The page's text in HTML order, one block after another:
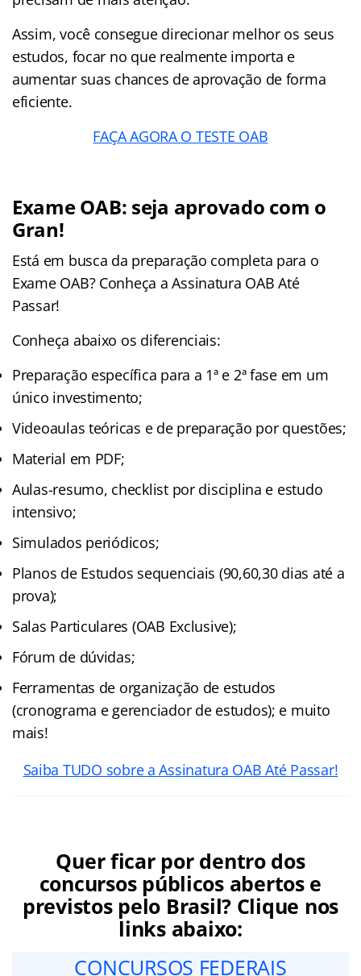
Assim, você consegue direcionar melhor os seus
estudos, focar no que realmente importa e
aumentar suas chances de aprovação de forma
eficiente.
FAÇA AGORA O TESTE OAB
Exame OAB: seja aprovado com o
Gran!
Está em busca da preparação completa para o
Exame OAB? Conheça a Assinatura OAB Até
Passar!
Conheça abaixo os diferenciais:
Preparação específica para a 1ª e 2ª fase em um
único investimento;
Videoaulas teóricas e de preparação por questões;
Material em PDF;
Aulas-resumo, checklist por disciplina e estudo
intensivo;
Simulados periódicos;
Planos de Estudos sequenciais (90,60,30 dias até a
prova);
Salas Particulares (OAB Exclusive);
Fórum de dúvidas;
Ferramentas de organização de estudos
(cronograma e gerenciador de estudos); e muito
mais!
Saiba TUDO sobre a Assinatura OAB Até Passar!
Quer ficar por dentro dos
concursos públicos abertos e
previstos pelo Brasil? Clique nos
links abaixo:
CONCURSOS FEDERAIS